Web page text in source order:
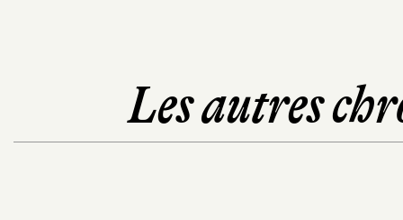
Les autres